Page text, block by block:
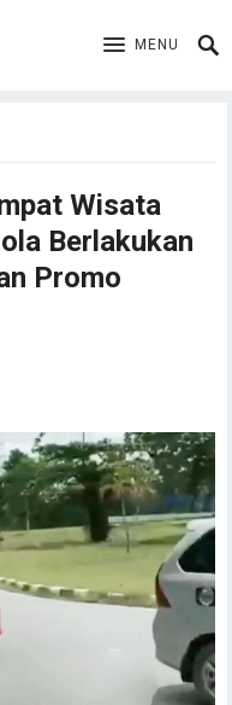
MENU
Wisata
Berlakukan
Promo